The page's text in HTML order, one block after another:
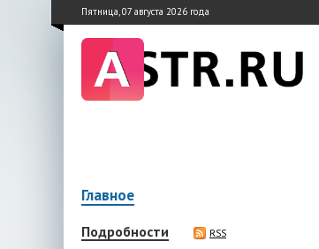
Пятница, 07 августа 2026 года
Главное
Подробности RSS